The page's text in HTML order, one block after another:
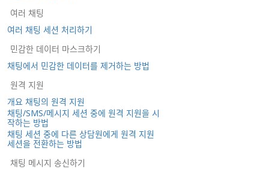
여러 채팅
여러 채팅 세션 처리하기
민감한 데이터 마스크하기
채팅에서 민감한 데이터를 제거하는 방법
원격 지원
개요 채팅의 원격 지원
채팅/SMS/메시지 세션 중에 원격 지원을 시
작하는 방법
채팅 세션 중에 다른 상담원에게 원격 지원
세션을 전환하는 방법
채팅 메시지 송신하기